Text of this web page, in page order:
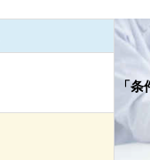
「